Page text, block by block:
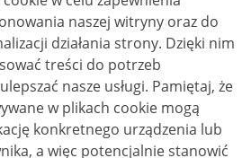
o ile nie jest to stwierdzone inaczej.
naszej witryny oraz do
działania strony. Dzięki nim
treści do potrzeb
nasze usługi. Pamiętaj, że
w plikach cookie mogą
konkretnego urządzenia lub
a więc potencjalnie stanowić